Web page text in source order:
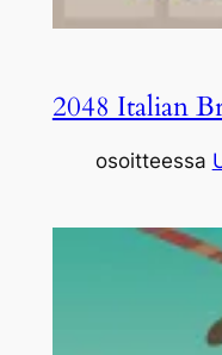
2048 Italian
osoitteessa